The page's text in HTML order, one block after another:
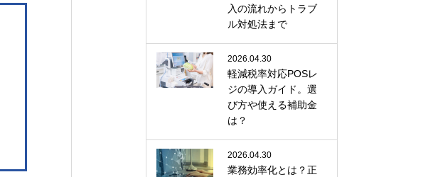
入の流れからトラブ
ル対処法まで
2026.04.30
軽減税率対応POSレ
ジの導入ガイド。選
び方や使える補助金
は？
2026.04.30
業務効率化とは？正